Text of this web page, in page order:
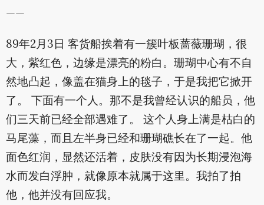
——
89年2月3日 客货船挨着有一簇叶板蔷薇珊瑚，很
大，紫红色，边缘是漂亮的粉白。珊瑚中心有不自
然地凸起，像盖在猫身上的毯子，于是我把它掀开
了。 下面有一个人。那不是我曾经认识的船员，他
们三天前已经全部遇难了。 这个人身上满是枯白的
马尾藻，而且左半身已经和珊瑚礁长在了一起。他
面色红润，显然还活着，皮肤没有因为长期浸泡海
水而发白浮肿，就像原本就属于这里。我拍了拍
他，他并没有回应我。